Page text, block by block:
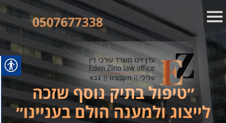
0507677338
״טיפול בתיק נוסף שזכה
לייצוג ולמענה הולם בעניינו״